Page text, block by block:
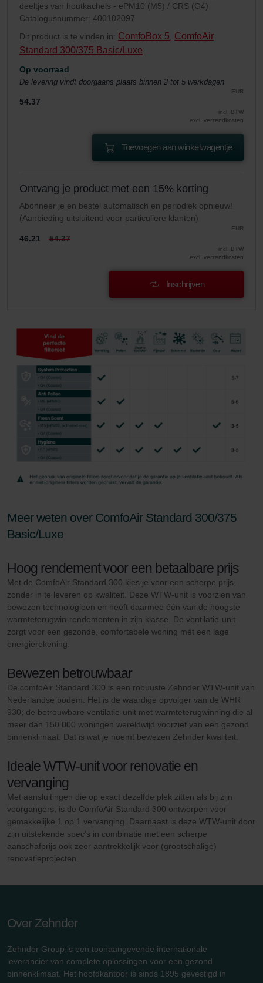
deeltjes van houtkachels - ePM10 (M5) / CRS (G4)
Catalogusnummer: 400102097
Dit product is te vinden in: ComfoBox 5 ComfoAir
Standard 300/375 Basic/Luxe
Op voorraad
De levering vindt doorgaans plaats binnen 2 tot 5 werkdagen
EUR
54.37
incl. BTW
excl. verzendkosten
Toevoegen aan winkelwagentje
Ontvang je product met een 15% korting
Abonneer je en bestel automatisch en periodiek opnieuw!
(Aanbieding uitsluitend voor particuliere klanten)
EUR
46.21 54.37
incl. BTW
excl. verzendkosten
Inschrijven
Meer weten over ComfoAir Standard 300/375
Basic/Luxe
Hoog rendement voor een betaalbare prijs
Met de ComfoAir Standard 300 kies je voor een scherpe prijs,
zonder in te leveren op kwaliteit. Deze WTW-unit is voorzien van
bewezen technologieën en heeft daarmee één van de hoogste
warmteterugwin-rendementen in zijn klasse. De ventilatie-unit
zorgt voor een gezonde, comfortabele woning mét een lage
energierekening.
Bewezen betrouwbaar
De comfoAir Standard 300 is een robuuste Zehnder WTW-unit van
Nederlandse bodem. Het is de waardige opvolger van de WHR
930; de betrouwbare ventilatie-unit met warmteterugwinning die al
meer dan 150.000 woningen wereldwijd voorziet van een gezond
binnenklimaat. Dat is wat je noemt bewezen Zehnder kwaliteit.
Ideale WTW-unit voor renovatie en
vervanging
Met aansluitingen die op exact dezelfde plek zitten als bij zijn
voorgangers, is de ComfoAir Standard 300 ontworpen voor
gemakkelijke 1 op 1 vervanging. Daarnaast is deze WTW-unit door
zijn uitstekende spec’s in combinatie met een scherpe
aanschafprijs ook zeer aantrekkelijk voor (grootschalige)
renovatieprojecten.
Over Zehnder
Zehnder Group is een toonaangevende internationale
leverancier van complete oplossingen voor een gezond
binnenklimaat. Het hoofdkantoor is sinds 1895 gevestigd in